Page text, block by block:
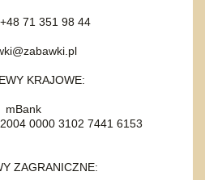
71 351 98 44
KRAJOWE:
mBank
0000 3102 7441 6153
ZAGRANICZNE: